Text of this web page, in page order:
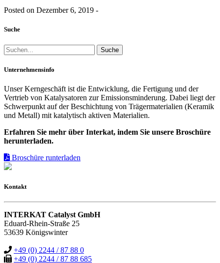
Posted on Dezember 6, 2019 -
Suche
Unternehmensinfo
Unser Kerngeschäft ist die Entwicklung, die Fertigung und der
Vertrieb von Katalysatoren zur Emissionsminderung. Dabei liegt der
Schwerpunkt auf der Beschichtung von Trägermaterialien (Keramik
und Metall) mit katalytisch aktiven Materialien.
Erfahren Sie mehr über Interkat, indem Sie unsere Broschüre
herunterladen.
Broschüre runterladen
Kontakt
INTERKAT Catalyst GmbH
Eduard-Rhein-Straße 25
53639 Königswinter
+49 (0) 2244 / 87 88 0
+49 (0) 2244 / 87 88 685